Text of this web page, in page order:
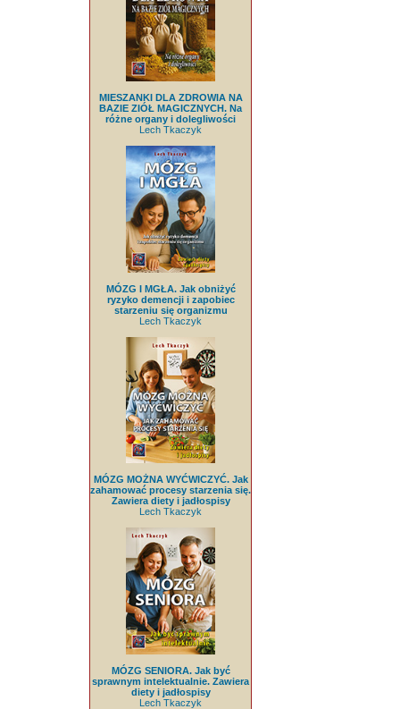
MIESZANKI DLA ZDROWIA NA
BAZIE ZIÓŁ MAGICZNYCH. Na
różne organy i dolegliwości
Lech Tkaczyk
MÓZG I MGŁA. Jak obniżyć
ryzyko demencji i zapobiec
starzeniu się organizmu
Lech Tkaczyk
MÓZG MOŻNA WYĆWICZYĆ. Jak
zahamować procesy starzenia się.
Zawiera diety i jadłospisy
Lech Tkaczyk
MÓZG SENIORA. Jak być
sprawnym intelektualnie. Zawiera
diety i jadłospisy
Lech Tkaczyk